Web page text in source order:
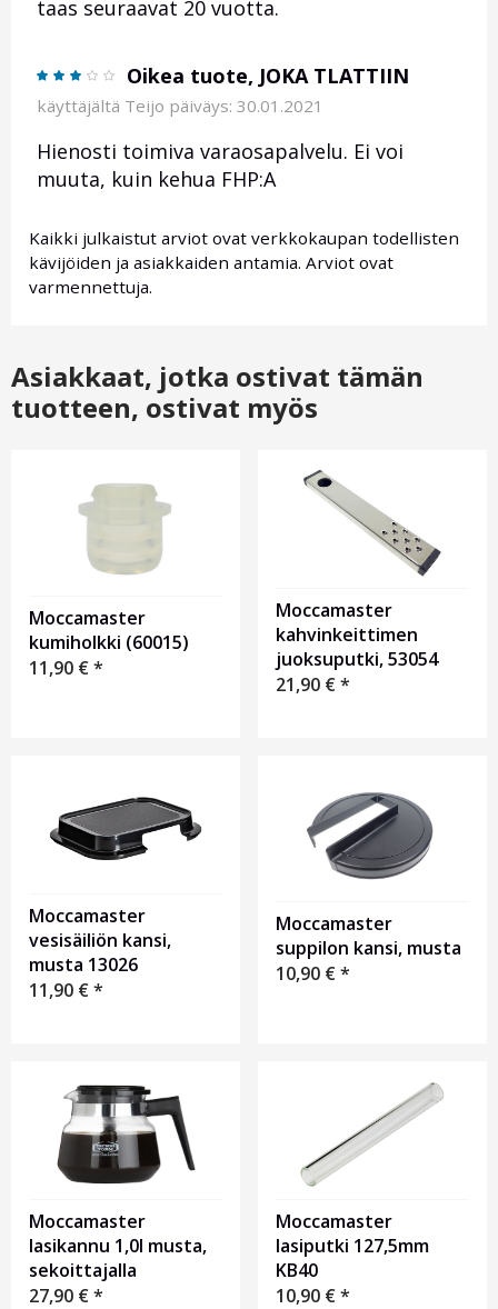
taas seuraavat 20 vuotta.
Oikea tuote, JOKA TLATTIIN
käyttäjältä Teijo päiväys: 30.01.2021
Hienosti toimiva varaosapalvelu. Ei voi
muuta, kuin kehua FHP:A
Kaikki julkaistut arviot ovat verkkokaupan todellisten
kävijöiden ja asiakkaiden antamia. Arviot ovat
varmennettuja.
Asiakkaat, jotka ostivat tämän
tuotteen, ostivat myös
Moccamaster
kumiholkki (60015)
11,90 €*
Moccamaster
kahvinkeittimen
juoksuputki, 53054
21,90 €*
Moccamaster
vesisäiliön kansi,
musta 13026
11,90 €*
Moccamaster
suppilon kansi, musta
10,90 €*
Moccamaster
lasikannu 1,0l musta,
sekoittajalla
27,90 €*
Moccamaster
lasiputki 127,5mm
KB40
10,90 €*